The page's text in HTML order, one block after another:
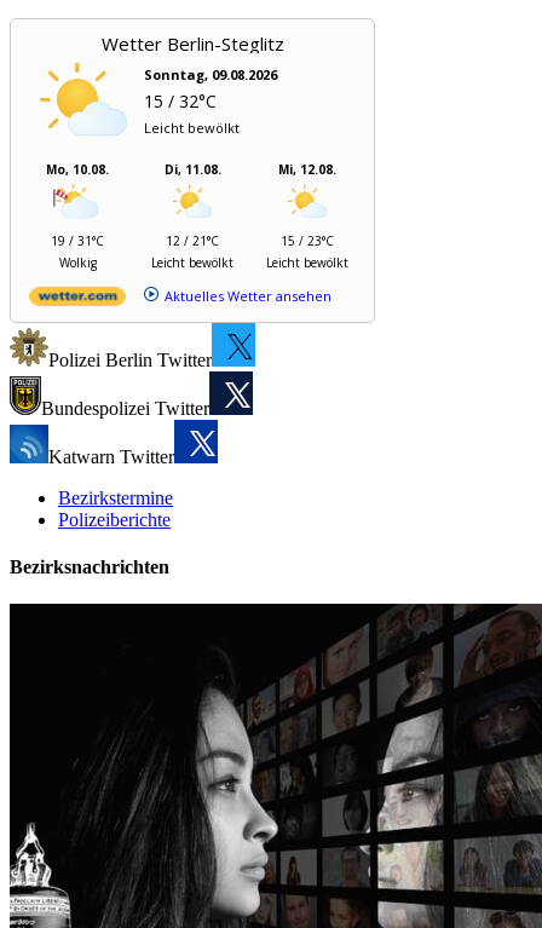
Wetter Berlin-Steglitz
Sonntag, 09.08.2026
15 / 32°C
Leicht bewölkt
Mo, 10.08.
19 / 31°C
Wolkig
Di, 11.08.
12 / 21°C
Leicht bewölkt
Mi, 12.08.
15 / 23°C
Leicht bewölkt
Aktuelles Wetter ansehen
Polizei Berlin Twitter
Bundespolizei Twitter
Katwarn Twitter
Bezirkstermine
Polizeiberichte
Bezirksnachrichten